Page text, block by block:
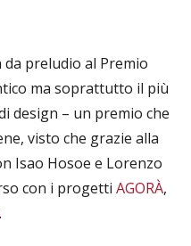
da preludio al Premio
ma soprattutto il più
design – un premio che
visto che grazie alla
Isao Hosoe e Lorenzo
con i progetti AGORÀ,
.